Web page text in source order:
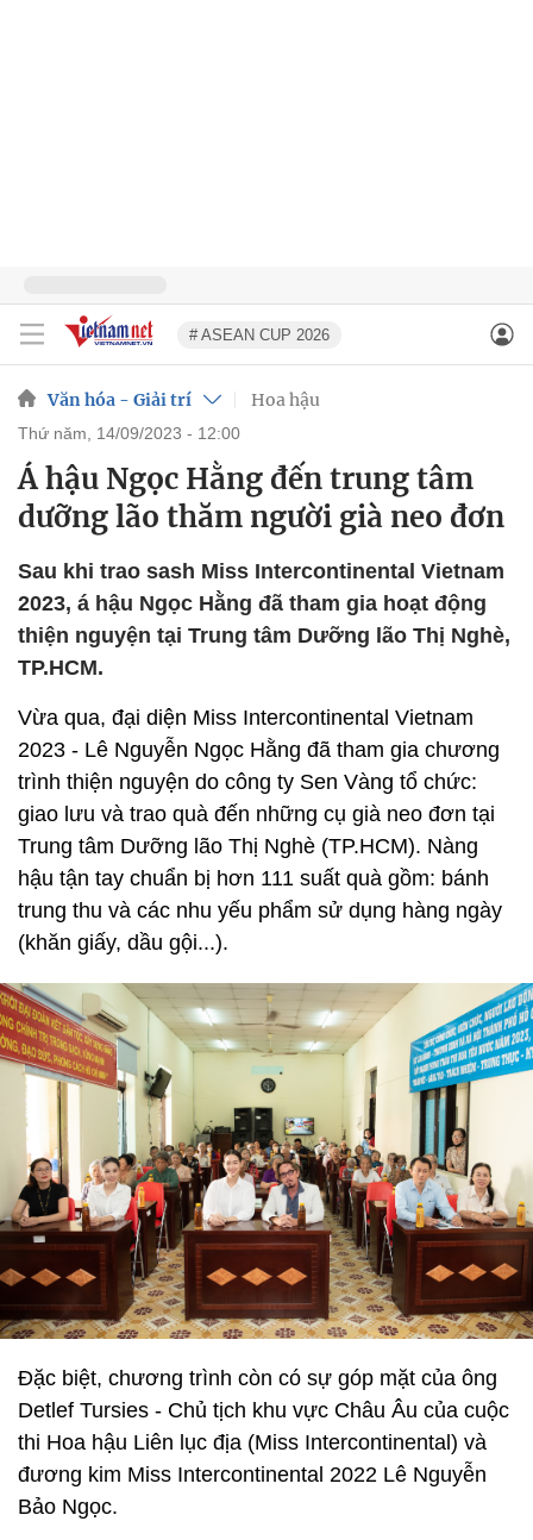
# ASEAN CUP 2026
Văn hóa - Giải trí Hoa hậu
thứ năm, 14/09/2023 - 12:00
Á hậu Ngọc Hằng đến trung tâm
dưỡng lão thăm người già neo đơn
Sau khi trao sash Miss Intercontinental Vietnam
2023, á hậu Ngọc Hằng đã tham gia hoạt động
thiện nguyện tại Trung tâm Dưỡng lão Thị Nghè,
TP.HCM.
Vừa qua, đại diện Miss Intercontinental Vietnam
2023 - Lê Nguyễn Ngọc Hằng đã tham gia chương
trình thiện nguyện do công ty Sen Vàng tổ chức:
giao lưu và trao quà đến những cụ già neo đơn tại
Trung tâm Dưỡng lão Thị Nghè (TP.HCM). Nàng
hậu tận tay chuẩn bị hơn 111 suất quà gồm: bánh
trung thu và các nhu yếu phẩm sử dụng hàng ngày
(khăn giấy, dầu gội...).
Đặc biệt, chương trình còn có sự góp mặt của ông
Detlef Tursies - Chủ tịch khu vực Châu Âu của cuộc
thi Hoa hậu Liên lục địa (Miss Intercontinental) và
đương kim Miss Intercontinental 2022 Lê Nguyễn
Bảo Ngọc.